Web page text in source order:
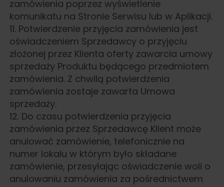
zamówienia poprzez wyświetlenie
komunikatu na Stronie Serwisu lub w Aplikacji.
11. Potwierdzenie przyjęcia zamówienia jest
oświadczeniem Sprzedawcy o przyjęciu
złożonej przez Klienta oferty zawarcia umowy
sprzedaży Produktu będącego przedmiotem
zamówienia. Z chwilą potwierdzenia
zamówienia zostaje zawarta Umowa
sprzedaży.
12. Do czasu potwierdzenia przyjęcia
zamówienia przez Sprzedawcę Klient może
anulować zamówienie, telefonicznie na
numer lokalu w którym było składane
zamówienie, przesyłając oświadczenie woli o
anulowaniu zamówienia za pośrednictwem